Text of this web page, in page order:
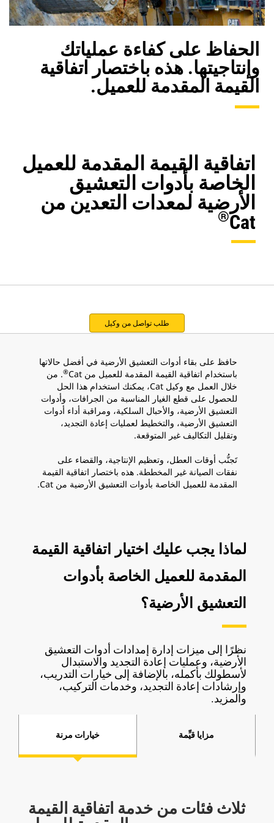
الحفاظ على كفاءة عملياتك
وإنتاجيتها. هذه باختصار اتفاقية
القيمة المقدمة للعميل.
اتفاقية القيمة المقدمة للعميل
الخاصة بأدوات التعشيق
الأرضية لمعدات التعدين من
Cat
®
طلب تواصل من وكيل
حافظ على بقاء أدوات التعشيق الأرضية في أفضل حالاتها
باستخدام اتفاقية القيمة المقدمة للعميل من Cat
®. من
خلال العمل مع وكيل Cat، يمكنك استخدام هذا الحل
للحصول على قطع الغيار المناسبة من الجرافات، وأدوات
التعشيق الأرضية، والأحبال السلكية، ومراقبة أداء أدوات
التعشيق الأرضية، والتخطيط لعمليات إعادة التجديد،
وتقليل التكاليف غير المتوقعة.
تَجنُّب أوقات العطل، وتعظيم الإنتاجية، والقضاء على
نفقات الصيانة غير المخططة. هذه باختصار اتفاقية القيمة
المقدمة للعميل الخاصة بأدوات التعشيق الأرضية من Cat.
لماذا يجب عليك اختيار اتفاقية القيمة
المقدمة للعميل الخاصة بأدوات
التعشيق الأرضية؟
نظرًا إلى ميزات إدارة إمدادات أدوات التعشيق
الأرضية، وعمليات إعادة التجديد والاستبدال
لأسطولك بأكمله، بالإضافة إلى خيارات التدريب،
وإرشادات إعادة التجديد، وخدمات التركيب،
والمزيد.
خيارات مرنة مزايا قيِّمة
ثلاث فئات من خدمة اتفاقية القيمة